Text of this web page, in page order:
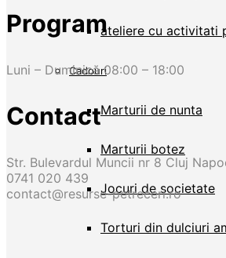
ateliere cu activitati
Cadouri
Marturii de nunta
Marturii botez
Jocuri de societate
Torturi din dulciuri
Program
Luni – Duminică 08:00 – 18:00
Contact
Str. Bulevardul Muncii nr 8 Cluj
0741 020 439
contact@resurse-petreceri.ro